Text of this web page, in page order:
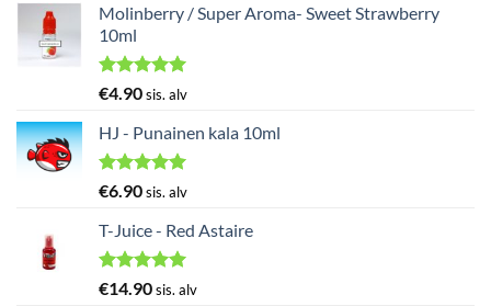
Molinberry / Super Aroma- Sweet Strawberry
10ml
Arvostelu
5.00
/ 5
€4.90sis. alv
HJ - Punainen kala 10ml
Arvostelu
5.00
/ 5
€6.90sis. alv
T-Juice - Red Astaire
Arvostelu
€14.90sis. alv